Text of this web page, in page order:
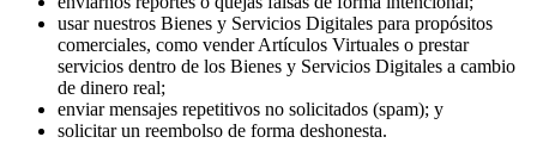
usar nuestros Bienes y Servicios Digitales para propósitos
comerciales, como vender Artículos Virtuales o prestar
servicios dentro de los Bienes y Servicios Digitales a cambio
de dinero real;
enviar mensajes repetitivos no solicitados (spam); y
solicitar un reembolso de forma deshonesta.